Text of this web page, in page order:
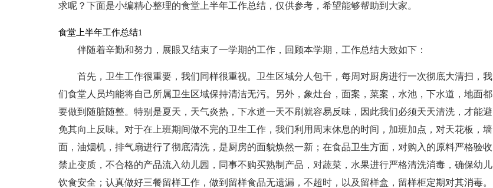
求呢？下面是小编精心整理的食堂上半年工作总结，仅供参考，希望能够帮助到大家。
食堂上半年工作总结1
伴随着辛勤和努力，展眼又结束了一学期的工作，回顾本学期，工作总结大致如下：
首先，卫生工作很重要，我们同样很重视。卫生区域分人包干，每周对厨房进行一次彻底大清扫，我
们食堂人员均能将自己所属卫生区域保持清洁无污。另外，象灶台，面案，菜案，水池，下水道，地面都
要做到随脏随整。特别是夏天，天气炎热，下水道一天不刷就容易反味，因此我们必须天天清洗，才能避
免其向上反味。对于在上班期间做不完的卫生工作，我们利用周末休息的时间，加班加点，对天花板，墙
面，油烟机，排气扇进行了彻底清洗，是厨房的面貌焕然一新；在食品卫生方面，对购入的原料严格验收
禁止变质，不合格的产品流入幼儿园，同事不购买熟制产品，对蔬菜，水果进行严格清洗消毒，确保幼儿
饮食安全；认真做好三餐留样工作，做到留样食品无遗漏，不超时，以及留样盒，留样柜定期对其消毒。